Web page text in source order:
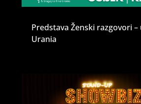
Predstava Ženski razgovori –
Urania